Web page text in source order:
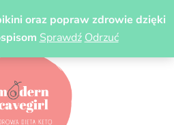
oraz popraw zdrowie dzięki
Sprawdź Odrzuć